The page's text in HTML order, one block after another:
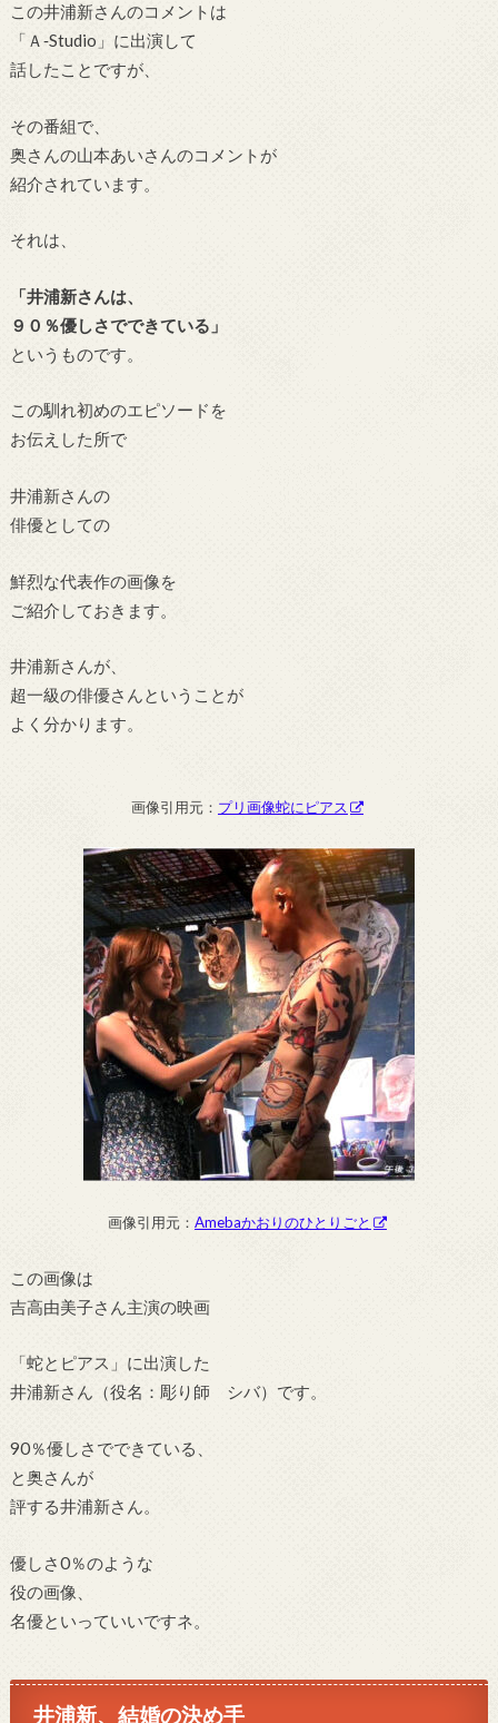
この井浦新さんのコメントは
「Ａ‐Studio」に出演して
話したことですが、
その番組で、
奥さんの山本あいさんのコメントが
紹介されています。
それは、
「井浦新さんは、
９０％優しさでできている」
というものです。
この馴れ初めのエピソードを
お伝えした所で
井浦新さんの
俳優としての
鮮烈な代表作の画像を
ご紹介しておきます。
井浦新さんが、
超一級の俳優さんということが
よく分かります。
画像引用元： プリ画像蛇にピアス
画像引用元： Amebaかおりのひとりごと
この画像は
吉高由美子さん主演の映画
「蛇とピアス」に出演した
井浦新さん（役名：彫り師 シバ）です。
90％優しさでできている、
と奥さんが
評する井浦新さん。
優しさ0％のような
役の画像、
名優といっていいですネ。
井浦新、結婚の決め手